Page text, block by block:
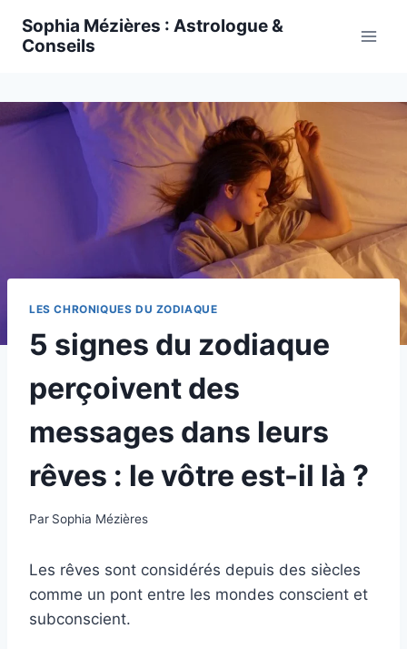
Sophia Mézières : Astrologue &
Conseils
LES CHRONIQUES DU ZODIAQUE
5 signes du zodiaque
perçoivent des
messages dans leurs
rêves : le vôtre est-il là ?
Par Sophia Mézières
Les rêves sont considérés depuis des siècles
comme un pont entre les mondes conscient et
subconscient.